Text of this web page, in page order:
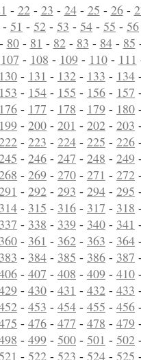
- 22 - 23 - 24- 25 - 26-
- 51 - 52 - 53 - 54 - 55 - 56
80- 81 - 82 - 83 - 84- 85
107 - 108 - 109- 110- 111
130 - 131 - 132 - 133 - 134
153 - 154 - 155 - 156 - 157
176 - 177 - 178 - 179 - 180
199 - 200 - 201 - 202 - 203
- 223 - 224 - 225 - 226
- 246 - 247 - 248 - 249
- 269 - 270 - 271 - 272
- 292 - 293 - 294 - 295
314 - 315 - 316 - 317 - 318
337 - 338 - 339 - 340 - 341
360 - 361 - 362 - 363 - 364
383 - 384 - 385 - 386 - 387
- 407 - 408 - 409 - 410
- 430 - 431 - 432 - 433
- 453 - 454 - 455 - 456
- 476 - 477 - 478 - 479
- 499 - 500 - 501 - 502
- 522 - 523 - 524 - 525